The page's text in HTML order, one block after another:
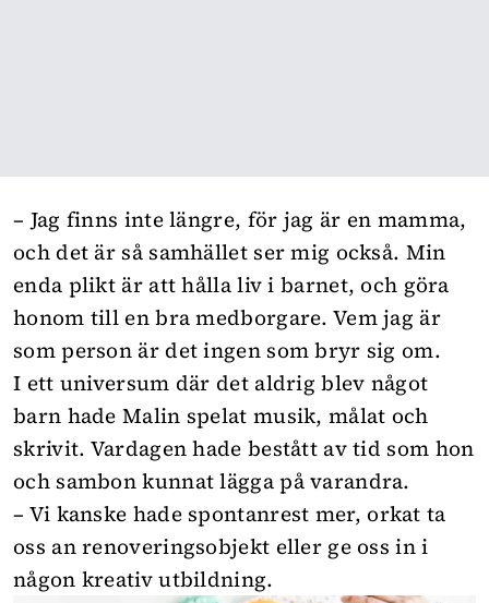
– Jag finns inte längre, för jag är en mamma,
och det är så samhället ser mig också. Min
enda plikt är att hålla liv i barnet, och göra
honom till en bra medborgare. Vem jag är
som person är det ingen som bryr sig om.
I ett universum där det aldrig blev något
barn hade Malin spelat musik, målat och
skrivit. Vardagen hade bestått av tid som hon
och sambon kunnat lägga på varandra.
– Vi kanske hade spontanrest mer, orkat ta
oss an renoveringsobjekt eller ge oss in i
någon kreativ utbildning.